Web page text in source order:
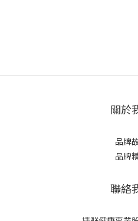
關於
品牌
品牌
聯絡